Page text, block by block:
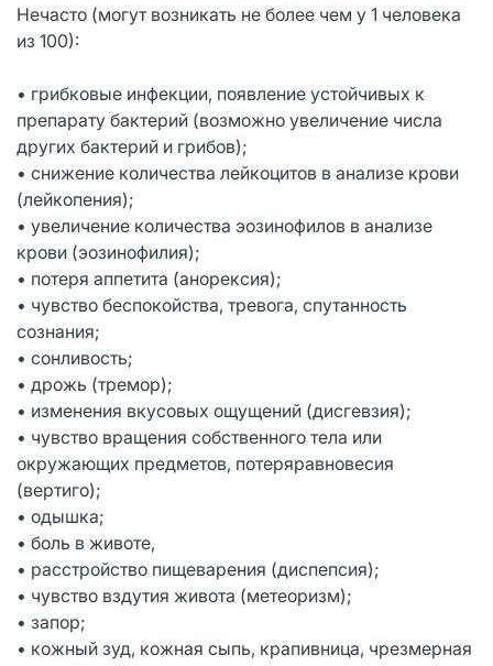
Нечасто (могут возникать не более чем у 1 человека
из 100):
• грибковые инфекции, появление устойчивых к
препарату бактерий (возможно увеличение числа
других бактерий и грибов);
• снижение количества лейкоцитов в анализе крови
(лейкопения);
• увеличение количества эозинофилов в анализе
крови (эозинофилия);
• потеря аппетита (анорексия);
• чувство беспокойства, тревога, спутанность
сознания;
• сонливость;
• дрожь (тремор);
• изменения вкусовых ощущений (дисгевзия);
• чувство вращения собственного тела или
окружающих предметов, потеряравновесия
(вертиго);
• одышка;
• боль в животе,
• расстройство пищеварения (диспепсия);
• чувство вздутия живота (метеоризм);
• запор;
• кожный зуд, кожная сыпь, крапивница, чрезмерная